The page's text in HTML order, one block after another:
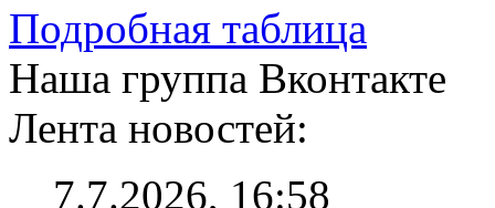
Подробная таблица
Наша группа Вконтакте
Лента новостей:
7.7.2026, 16:58